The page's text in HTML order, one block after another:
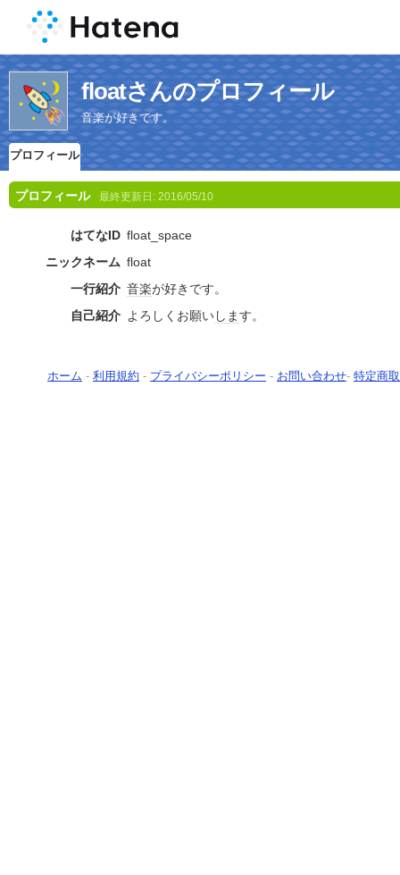
floatさんのプロフィール
音楽が好きです。
プロフィール
プロフィール 最終更新日: 2016/05/10
はてなID float_space
ニックネーム float
一行紹介 音楽が好きです。
自己紹介 よろしくお願いします。
ホーム - 利用規約 - プライバシーポリシー - お問い合わせ- 特定商